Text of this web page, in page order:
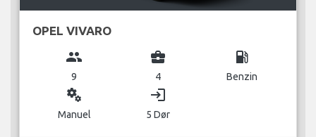
OPEL VIVARO
group
9
business_center
4
local_gas_station
Benzin
miscellaneous_services
Manuel
login
5 Dør